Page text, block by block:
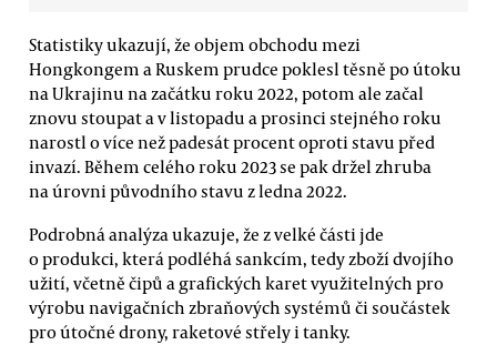
Statistiky ukazují, že objem obchodu mezi
Hongkongem a Ruskem prudce poklesl těsně po útoku
na Ukrajinu na začátku roku 2022, potom ale začal
znovu stoupat a v listopadu a prosinci stejného roku
narostl o více než padesát procent oproti stavu před
invazí. Během celého roku 2023 se pak držel zhruba
na úrovni původního stavu z ledna 2022.
Podrobná analýza ukazuje, že z velké části jde
o produkci, která podléhá sankcím, tedy zboží dvojího
užití, včetně čipů a grafických karet využitelných pro
výrobu navigačních zbraňových systémů či součástek
pro útočné drony, raketové střely i tanky.